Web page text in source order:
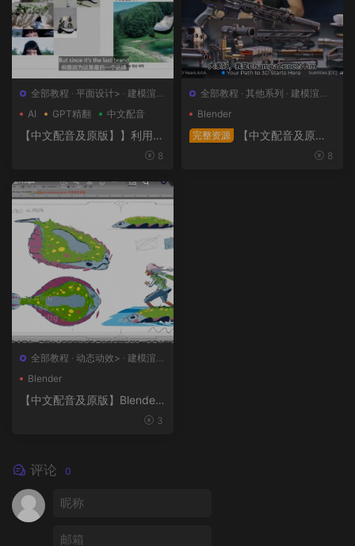
全部教程 · 平面设计> · 建模渲染
日韩系列
AI GPT精翻 中文配音
【中文配音及原版】】利用人
工智能和3D技术的混合BX流8
全部教程 · 其他系列 · 建模渲染>
Blender
完整资源
【中文配音及原
版】终极武器大师班2｜AR-18
全部教程 · 动态动效> · 建模渲染
Blender
【中文配音及原版】Blender
3
评论 0